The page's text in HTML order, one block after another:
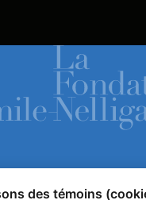
des témoins